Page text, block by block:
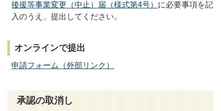
後援等事業変更（中止）届（様式第4号） に必要事項を記
入のうえ、提出してください。
オンラインで提出
申請フォーム（外部リンク）
承認の取消し